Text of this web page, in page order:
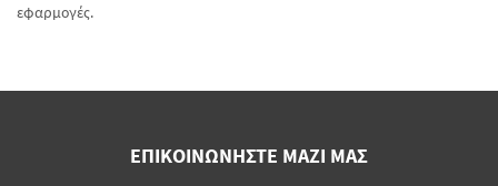
εφαρμογές.
ΕΠΙΚΟΙΝΩΝΉΣΤΕ ΜΑΖΊ ΜΑΣ